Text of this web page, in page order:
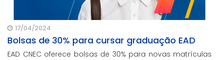
17/04/2024
Bolsas de 30% para cursar graduação EAD
EAD CNEC oferece bolsas de 30% para novas matrículas